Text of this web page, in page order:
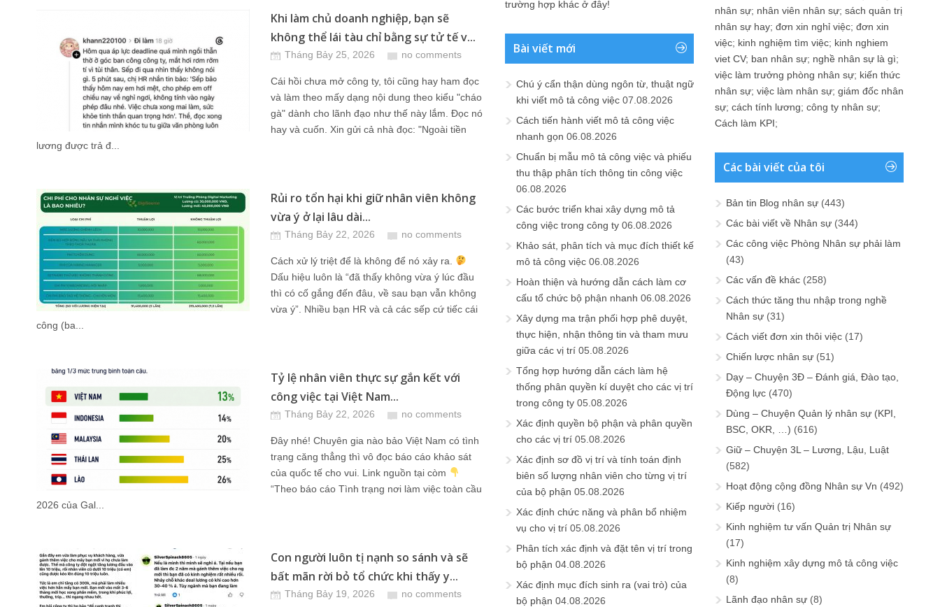
Khi làm chủ doanh nghiệp, bạn sẽ
không thể lái tàu chỉ bằng sự tử tế v...
Tháng Bảy 25, 2026 no comments
Cái hồi chưa mở công ty, tôi cũng hay ham đọc
và làm theo mấy dạng nội dung theo kiểu "cháo
gà" dành cho lãnh đạo như thế này lắm. Đọc nó
hay và cuốn. Xin gửi cả nhà đọc: "Ngoài tiền
lương được trả đ...
Rủi ro tổn hại khi giữ nhân viên không
vừa ý ở lại lâu dài...
Tháng Bảy 22, 2026 no comments
Cách xử lý triệt để là không để nó xảy ra.
Dấu hiệu luôn là “đã thấy không vừa ý lúc đầu
thì có cố gắng đến đâu, về sau bạn vẫn không
vừa ý”. Nhiều bạn HR và cả các sếp cứ tiếc cái
công (ba...
Tỷ lệ nhân viên thực sự gắn kết với
công việc tại Việt Nam...
Tháng Bảy 22, 2026 no comments
Đây nhé! Chuyên gia nào bảo Việt Nam có tình
trạng căng thẳng thì vô đọc báo cáo khảo sát
của quốc tế cho vui. Link nguồn tại còm
“Theo báo cáo Tình trạng nơi làm việc toàn cầu
2026 của Gal...
Con người luôn tị nạnh so sánh và sẽ
bất mãn rời bỏ tổ chức khi thấy y...
Tháng Bảy 19, 2026 no comments
trường hợp khác ở đây!
Bài viết mới
Chú ý cẩn thận dùng ngôn từ, thuật ngữ
khi viết mô tả công việc 07.08.2026
Cách tiến hành viết mô tả công việc
nhanh gọn 06.08.2026
Chuẩn bị mẫu mô tả công việc và phiếu
thu thập phân tích thông tin công việc
06.08.2026
Các bước triển khai xây dựng mô tả
công việc trong công ty 06.08.2026
Khảo sát, phân tích và mục đích thiết kế
mô tả công việc 06.08.2026
Hoàn thiện và hướng dẫn cách làm cơ
cấu tổ chức bộ phận nhanh 06.08.2026
Xây dựng ma trận phối hợp phê duyệt,
thực hiện, nhận thông tin và tham mưu
giữa các vị trí 05.08.2026
Tổng hợp hướng dẫn cách làm hệ
thống phân quyền kí duyệt cho các vị trí
trong công ty 05.08.2026
Xác định quyền bộ phận và phân quyền
cho các vị trí 05.08.2026
Xác định sơ đồ vị trí và tính toán định
biên số lượng nhân viên cho từng vị trí
của bộ phận 05.08.2026
Xác định chức năng và phân bổ nhiệm
vụ cho vị trí 05.08.2026
Phân tích xác định và đặt tên vị trí trong
bộ phận 04.08.2026
Xác định mục đích sinh ra (vai trò) của
bộ phận 04.08.2026
nhân sự; nhân viên nhân sự; sách quản trị
nhân sự hay; đơn xin nghỉ việc; đơn xin
việc; kinh nghiệm tìm việc; kinh nghiem
viet CV; ban nhân sự; nghề nhân sự là gì;
việc làm trưởng phòng nhân sự; kiến thức
nhân sự; việc làm nhân sự; giám đốc nhân
sự; cách tính lương; công ty nhân sự;
Cách làm KPI;
Các bài viết của tôi
Bản tin Blog nhân sự (443)
Các bài viết về Nhân sự (344)
Các công việc Phòng Nhân sự phải làm
(43)
Các vấn đề khác (258)
Cách thức tăng thu nhập trong nghề
Nhân sự (31)
Cách viết đơn xin thôi việc (17)
Chiến lược nhân sự (51)
Dạy – Chuyện 3Đ – Đánh giá, Đào tạo,
Động lực (470)
Dùng – Chuyện Quản lý nhân sự (KPI,
BSC, OKR, …) (616)
Giữ – Chuyện 3L – Lương, Lậu, Luật
(582)
Hoạt động cộng đồng Nhân sự Vn (492)
Kiếp người (16)
Kinh nghiệm tư vấn Quản trị Nhân sự
(17)
Kinh nghiệm xây dựng mô tả công việc
(8)
Lãnh đạo nhân sự (8)